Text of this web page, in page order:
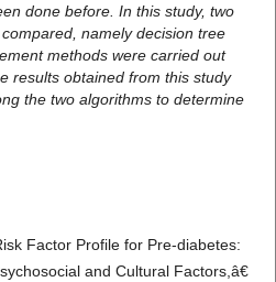
done before. In this study, two
namely decision tree
methods were carried out
results obtained from this study
the two algorithms to determine
Factor Profile for Pre-diabetes:
and Cultural Factors,â€